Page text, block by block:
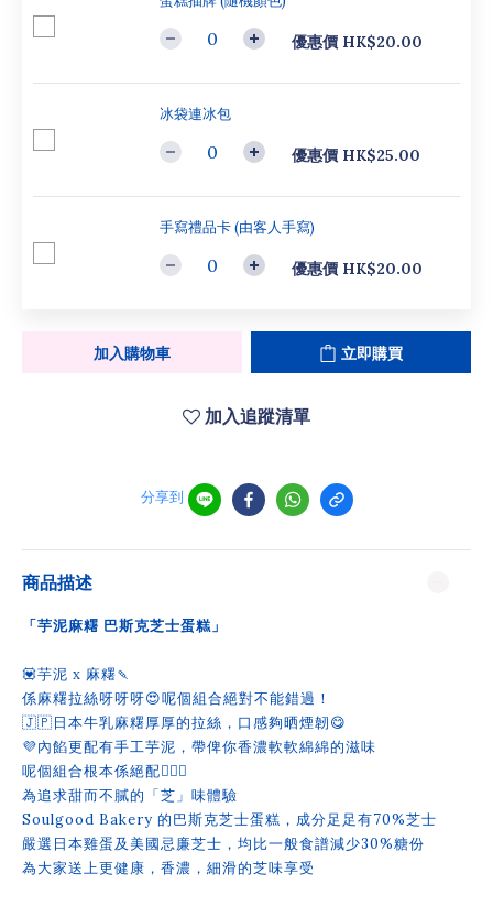
優惠價 HK$20.00
冰袋連冰包
優惠價 HK$25.00
手寫禮品卡 (由客人手寫)
優惠價 HK$20.00
加入購物車 立即購買
加入追蹤清單
分享到
商品描述
「芋泥麻糬 巴斯克芝士蛋糕」
💟芋泥 x 麻糬🍡
係麻糬拉絲呀呀呀😍呢個組合絕對不能錯過！
🇯🇵日本牛乳麻糬厚厚的拉絲，口感夠晒煙韌😋
💜內餡更配有手工芋泥，帶俾你香濃軟軟綿綿的滋味
呢個組合根本係絕配🙆🏻‍♀️
為追求甜而不膩的「芝」味體驗
Soulgood Bakery 的巴斯克芝士蛋糕，成分足足有70%芝士
嚴選日本雞蛋及美國忌廉芝士，均比一般食譜減少30%糖份
為大家送上更健康，香濃，細滑的芝味享受